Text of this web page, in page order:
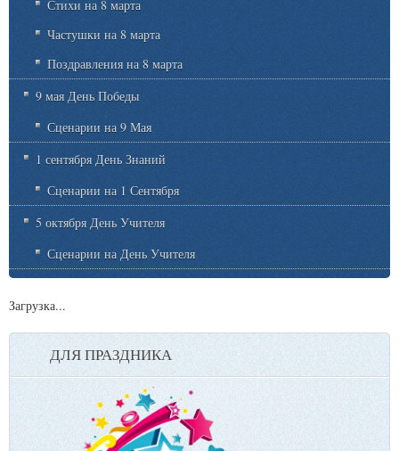
Стихи на 8 марта
Частушки на 8 марта
Поздравления на 8 марта
9 мая День Победы
Сценарии на 9 Мая
1 сентября День Знаний
Сценарии на 1 Сентября
5 октября День Учителя
Сценарии на День Учителя
Загрузка...
ДЛЯ ПРАЗДНИКА